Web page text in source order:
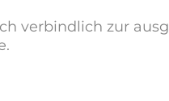
verbindlich zur